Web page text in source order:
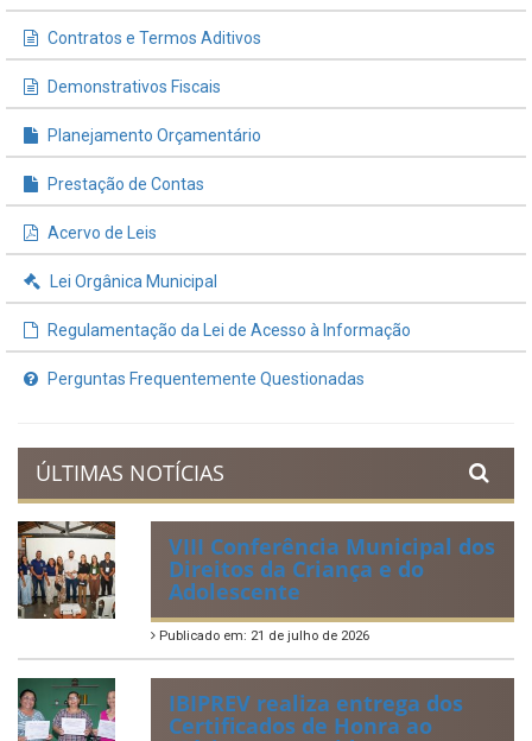
Contratos e Termos Aditivos
Demonstrativos Fiscais
Planejamento Orçamentário
Prestação de Contas
Acervo de Leis
Lei Orgânica Municipal
Regulamentação da Lei de Acesso à Informação
Perguntas Frequentemente Questionadas
ÚLTIMAS NOTÍCIAS
VIII Conferência Municipal dos
Direitos da Criança e do
Adolescente
Publicado em: 21 de julho de 2026
IBIPREV realiza entrega dos
Certificados de Honra ao